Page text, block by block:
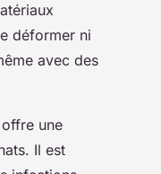
déformer ni
avec des
une
Il est